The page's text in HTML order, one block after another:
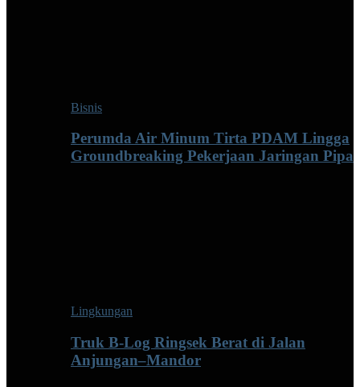
Bisnis
Perumda Air Minum Tirta PDAM Lingga
Groundbreaking Pekerjaan Jaringan Pipa
Lingkungan
Truk B-Log Ringsek Berat di Jalan
Anjungan–Mandor